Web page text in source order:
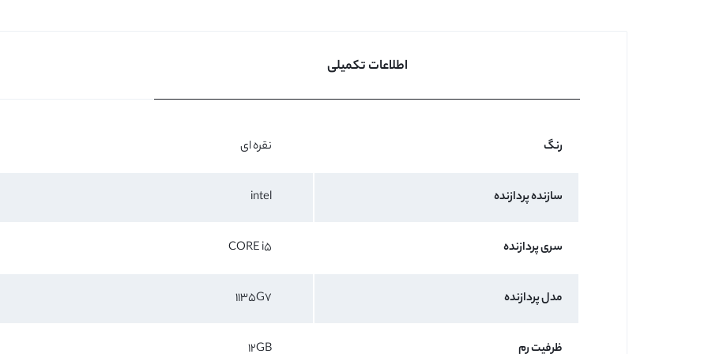
اطلاعات تکمیلی
رنگ نقره ای
سازنده پردازنده intel
سری پردازنده CORE i5
مدل پردازنده 1135G7
ظرفیت رم 12GB